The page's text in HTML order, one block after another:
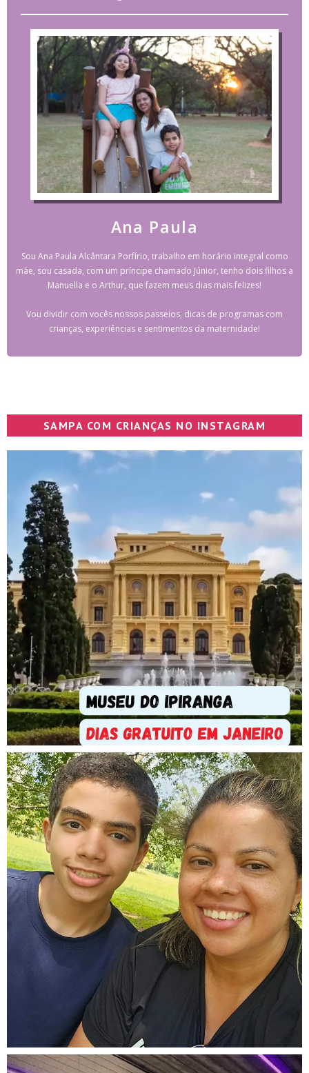
Ana Paula
Sou Ana Paula Alcântara Porfírio, trabalho em horário integral como
mãe, sou casada, com um príncipe chamado Júnior, tenho dois filhos a
Manuella e o Arthur, que fazem meus dias mais felizes!
Vou dividir com vocês nossos passeios, dicas de programas com
crianças, experiências e sentimentos da maternidade!
SAMPA COM CRIANÇAS NO INSTAGRAM